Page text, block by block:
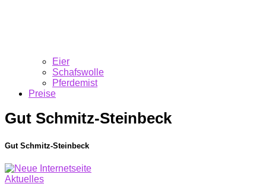
Eier
Schafswolle
Pferdemist
Preise
Gut Schmitz-Steinbeck
Gut Schmitz-Steinbeck
Aktuelles